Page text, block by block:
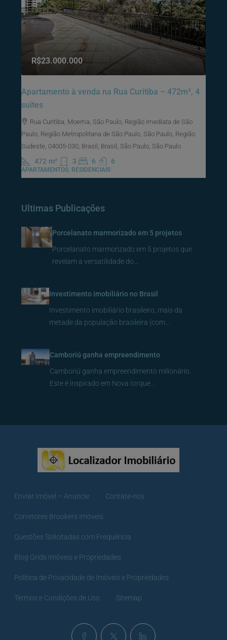
R$23.000.000
Apartamento à venda na Rua Curitiba – 472m², 4
suítes
Rua Curitiba, Moema, São Paulo, Região Imediata de São
Paulo, Região Metropolitana de São Paulo, São Paulo, Região
Sudeste, 04005-030, Brasil, Brasil, São Paulo, São Paulo
472 m² 3 6 6
APARTAMENTOS, RESIDENCIAIS
Ultimas Publicações
Porcelanato marmorizado em 5 projetos
Porcelanato marmorizado em 5 projetos que
revelam a versatilidade do…
Investimento imobiliário no Brasil
Investimento imobiliário brasileiro, mais da
metade da população brasileira (com…
Camboriú ganha empreendimento
Camboriú ganha empreendimento milionário.
Este é inspirado em Nova Iorque…
Enviar Imóvel – Anuncie Contate-nos
Corretores Brookers Imóveis
Questões Solicitadas com Frequência
Blog Grids Imóveis e Propriedades
Política de Privacidade de Imóveis e Propriedades
Termos e Condições de Uso Sitemap